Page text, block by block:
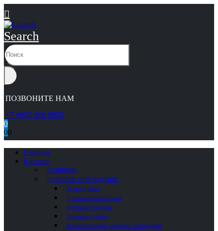
Search
ПОЗВОНИТЕ НАМ
+7 (965) 000 9055
0
00
Главная
Каталог
НОВИНКИ
ДУШЕВЫЕ ОГРАЖДЕНИЯ
Двери в нишу
Душевые перегородки
Душевые поддоны
Душевые уголки
Комплектующие душевых ограждений